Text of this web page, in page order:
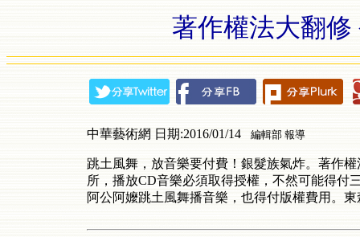
著作權法大翻
中華藝術網 日期:2016/01/14 編輯部 報導
跳土風舞，放音樂要付費！銀髮族氣炸。著作
所，播放CD音樂必須取得授權，不然可能得付
阿公阿嬤跳土風舞播音樂，也得付版權費用。 東